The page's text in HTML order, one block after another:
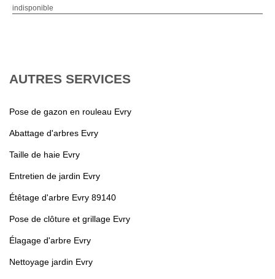
indisponible
AUTRES SERVICES
Pose de gazon en rouleau Evry
Abattage d'arbres Evry
Taille de haie Evry
Entretien de jardin Evry
Étêtage d'arbre Evry 89140
Pose de clôture et grillage Evry
Élagage d'arbre Evry
Nettoyage jardin Evry